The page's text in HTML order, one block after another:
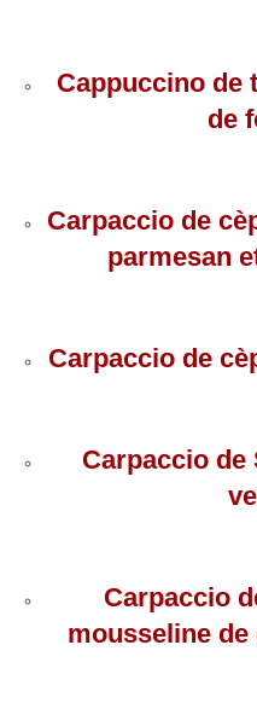
Cappuccino de
de
Carpaccio de
parmesan
Carpaccio de
Carpaccio de
Carpaccio
mousseline